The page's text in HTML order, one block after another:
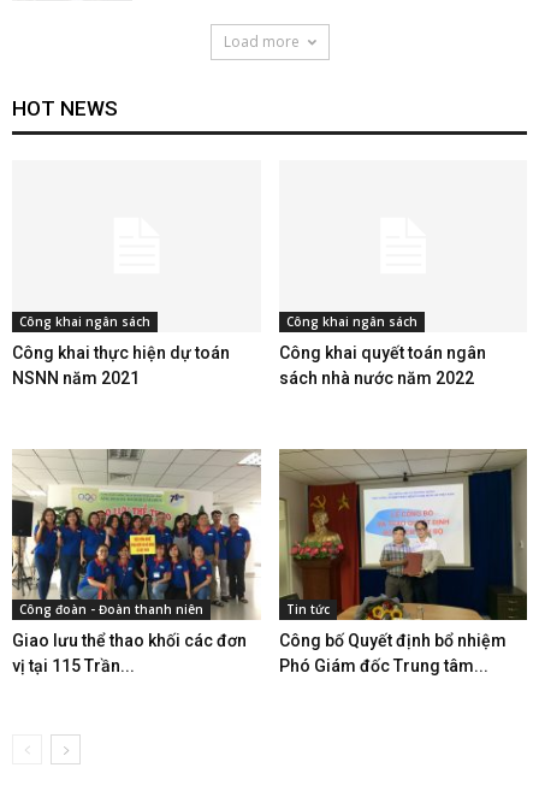
Load more
HOT NEWS
Công khai ngân sách
Công khai thực hiện dự toán
NSNN năm 2021
Công khai ngân sách
Công khai quyết toán ngân
sách nhà nước năm 2022
Công đoàn - Đoàn thanh niên
Giao lưu thể thao khối các đơn
vị tại 115 Trần...
Tin tức
Công bố Quyết định bổ nhiệm
Phó Giám đốc Trung tâm...